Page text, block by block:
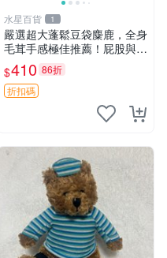
水星百貨 1
嚴選超大蓬鬆豆袋麋鹿，全身
毛茸手感極佳推薦！屁股與四
肢填充均勻，適合收藏與孩童
共賞。 麋鹿 豆袋 毛茸玩具
$410 86折
折扣碼